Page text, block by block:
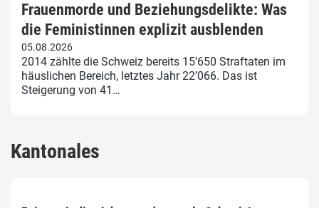
Frauenmorde und Beziehungsdelikte: Was
die Feministinnen explizit ausblenden
05.08.2026
2014 zählte die Schweiz bereits 15’650 Straftaten im
häuslichen Bereich, letztes Jahr 22’066. Das ist
Steigerung von 41…
Kantonales